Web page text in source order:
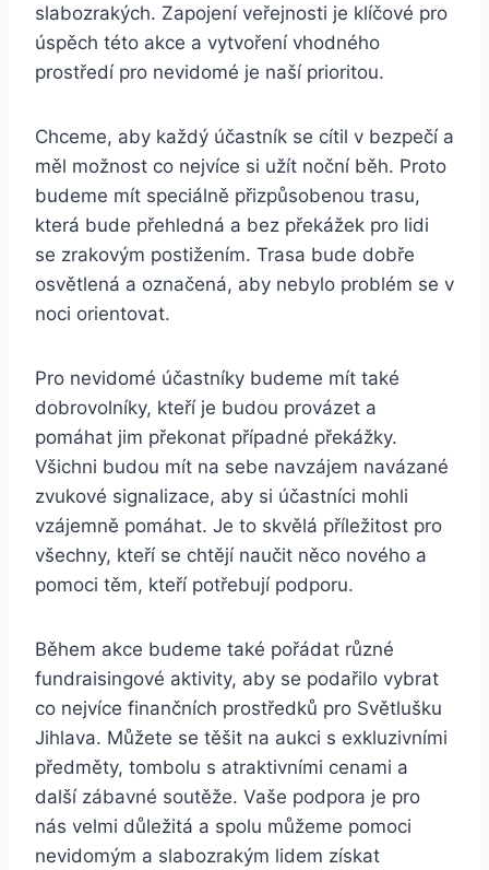
slabozrakých. Zapojení veřejnosti je ‌klíčové ⁣pro
úspěch⁢ této akce a vytvoření vhodného
prostředí ​pro‍ nevidomé⁣ je naší prioritou.
Chceme, ​aby každý účastník ​se ​cítil v​ bezpečí a
měl možnost co‍ nejvíce si užít noční běh. ‌Proto
budeme⁣ mít speciálně přizpůsobenou trasu,
která ⁢bude přehledná a⁣ bez překážek​ pro lidi
se​ zrakovým postižením. Trasa bude dobře
osvětlená ‌a označená, aby nebylo​ problém se v
noci orientovat.
Pro⁤ nevidomé účastníky⁣ budeme mít také
dobrovolníky, kteří⁤ je budou provázet a
pomáhat jim překonat případné překážky.
Všichni budou mít na sebe ⁤navzájem​ navázané
zvukové signalizace, aby si účastníci mohli
vzájemně pomáhat. Je to skvělá příležitost ‍pro
všechny, ⁤kteří se chtějí naučit něco nového a
pomoci těm, kteří potřebují⁤ podporu.
Během‍ akce budeme také ‌pořádat různé
fundraisingové‍ aktivity, aby ​se podařilo vybrat ​
co nejvíce finančních prostředků ⁣pro Světlušku
Jihlava. ​Můžete se těšit na aukci s exkluzivními
předměty, ⁤tombolu s atraktivními cenami a⁣
další⁤ zábavné⁢ soutěže. Vaše podpora je pro
nás velmi⁣ důležitá a spolu můžeme pomoci
nevidomým a slabozrakým ⁢lidem získat